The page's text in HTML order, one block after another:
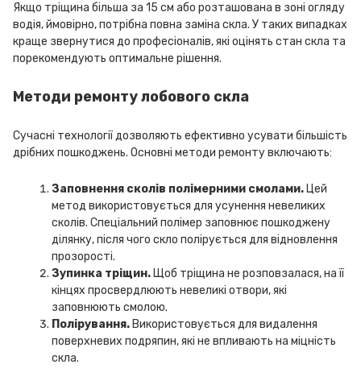
Якщо тріщина більша за 15 см або розташована в зоні огляду
водія, ймовірно, потрібна повна заміна скла. У таких випадках
краще звернутися до професіоналів, які оцінять стан скла та
порекомендують оптимальне рішення.
Методи ремонту лобового скла
Сучасні технології дозволяють ефективно усувати більшість
дрібних пошкоджень. Основні методи ремонту включають:
Заповнення сколів полімерними смолами. Цей
метод використовується для усунення невеликих
сколів. Спеціальний полімер заповнює пошкоджену
ділянку, після чого скло полірується для відновлення
прозорості.
Зупинка тріщин. Щоб тріщина не розповзалася, на її
кінцях просвердлюють невеликі отвори, які
заповнюють смолою.
Полірування. Використовується для видалення
поверхневих подряпин, які не впливають на міцність
скла.